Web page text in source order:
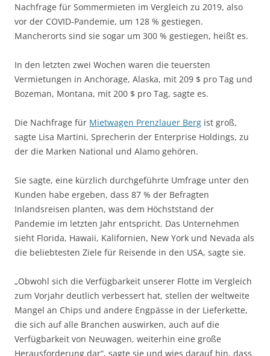
Nachfrage für Sommermieten im Vergleich zu 2019, also
vor der COVID-Pandemie, um 128 % gestiegen.
Mancherorts sind sie sogar um 300 % gestiegen, heißt es.
In den letzten zwei Wochen waren die teuersten
Vermietungen in Anchorage, Alaska, mit 209 $ pro Tag und
Bozeman, Montana, mit 200 $ pro Tag, sagte es.
Die Nachfrage für Mietwagen Prenzlauer Berg ist groß,
sagte Lisa Martini, Sprecherin der Enterprise Holdings, zu
der die Marken National und Alamo gehören.
Sie sagte, eine kürzlich durchgeführte Umfrage unter den
Kunden habe ergeben, dass 87 % der Befragten
Inlandsreisen planten, was dem Höchststand der
Pandemie im letzten Jahr entspricht. Das Unternehmen
sieht Florida, Hawaii, Kalifornien, New York und Nevada als
die beliebtesten Ziele für Reisende in den USA, sagte sie.
„Obwohl sich die Verfügbarkeit unserer Flotte im Vergleich
zum Vorjahr deutlich verbessert hat, stellen der weltweite
Mangel an Chips und andere Engpässe in der Lieferkette,
die sich auf alle Branchen auswirken, auch auf die
Verfügbarkeit von Neuwagen, weiterhin eine große
Herausforderung dar“, sagte sie und wies darauf hin, dass